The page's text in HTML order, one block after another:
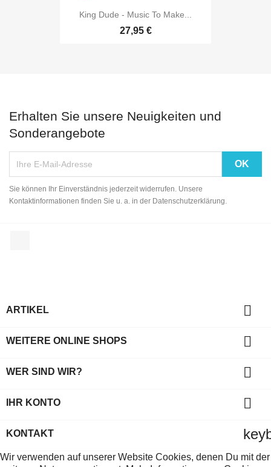
King Dude - Music To Make...
27,95 €
Erhalten Sie unsere Neuigkeiten und
Sonderangebote
Sie können Ihr Einverständnis jederzeit widerrufen. Unsere
Kontaktinformationen finden Sie u. a. in der Datenschutzerklärung.
ARTIKEL 
WEITERE ONLINE SHOPS 
WER SIND WIR? 
IHR KONTO 
KONTAKT
Wir verwenden auf unserer Website Cookies, denen Du mit der